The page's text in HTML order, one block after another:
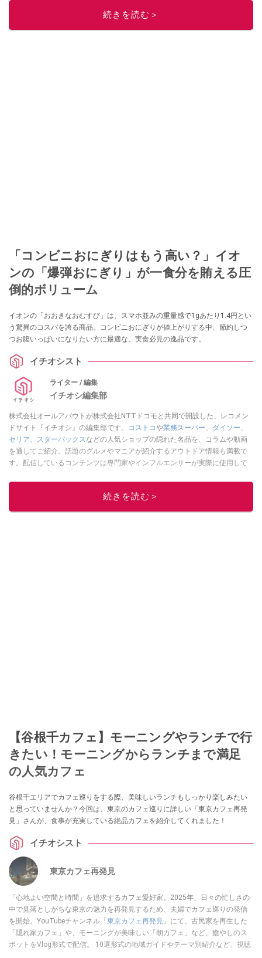
このイチオシストの他の記事を読む
続きを読む＞
「コンビニおにぎりはもう高い？」イオ
ンの「爆弾おにぎり」が一食分を賄える圧
倒的ボリューム
イオンの「おおきなおむすび」は、スマホ並みの重量感で1gあたり1.4円とい
う驚異のコスパを誇る商品。コンビニおにぎりが値上がりする中、節約しつ
つお腹いっぱいになりたい方に最適な、実食必見の逸品です。
イチオシスト
ライター / 編集
イチオシ編集部
株式会社オールアバウトが株式会社NTTドコモと共同で開設した、レコメン
ドサイト『イチオシ』の編集部です。
コストコや業務スーパー、 ダイソー、
セリア、 スターバックスなどの人気ショップの隠れた名品を、コラムや動画
を通してご紹介。話題のグルメやマニアが紹介するアウトドア情報も満載で
す。配信しているコンテンツは専門家やインフルエンサーが実際に使用して
ニュースでフォロー
続きを読む＞
【谷根千カフェ】モーニングやランチで行
きたい！モーニングからランチまで満足
の人気カフェ
谷根千エリアでカフェ巡りをする際、美味しいランチもしっかり楽しみたい
と思っていませんか？今回は、東京のカフェ巡りに詳しい「東京カフェ再発
見」さんが、食事が充実している絶品カフェを紹介してくれました！
イチオシスト
東京カフェ再発見
「心地よい空間と時間」を追求するカフェ愛好家。2025年、日々の忙しさの
中で見落としがちな東京の魅力を再発見するため、夫婦でカフェ巡りの発信
を開始。YouTubeチャンネル「 東京カフェ再発見 」にて、古民家を再生した
「隠れ家カフェ」や、モーニングが美味しい「朝カフェ」など、癒やしのス
ポットをVlog形式で配信。 10選形式の地域ガイドやテーマ別紹介など、視聴